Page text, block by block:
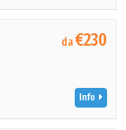
da€230
Info